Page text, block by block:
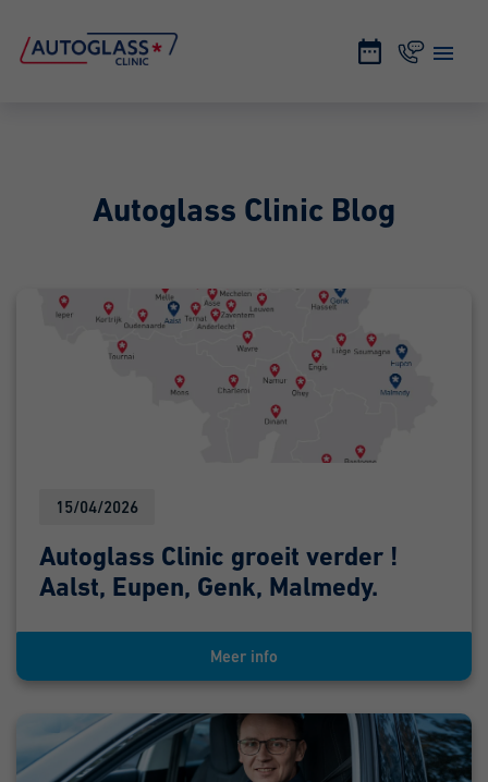
Autoglass Clinic Blog
15/04/2026
Autoglass Clinic groeit verder !
Aalst, Eupen, Genk, Malmedy.
Meer info